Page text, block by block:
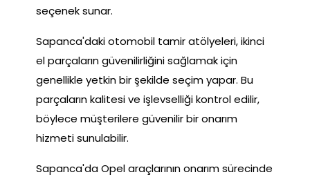
seçenek sunar.
Sapanca'daki otomobil tamir atölyeleri, ikinci
el parçaların güvenilirliğini sağlamak için
genellikle yetkin bir şekilde seçim yapar. Bu
parçaların kalitesi ve işlevselliği kontrol edilir,
böylece müşterilere güvenilir bir onarım
hizmeti sunulabilir.
Sapanca'da Opel araçlarının onarım sürecinde